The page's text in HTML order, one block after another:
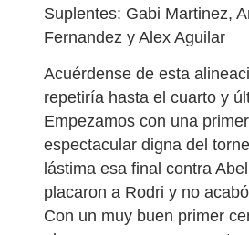
Suplentes: Gabi Martinez,
Fernandez y Alex Aguilar
Acuérdense de esta
repetiría hasta el cuarto y
Empezamos con una
espectacular digna del
lástima esa final contra
placaron a Rodri y no
Con un muy buen primer